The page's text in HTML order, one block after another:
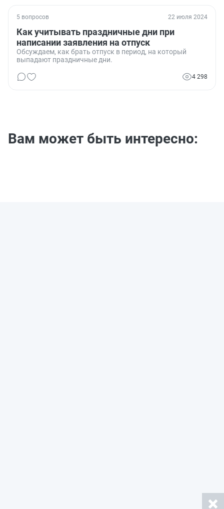
5 вопросов 22 июля 2024
Как учитывать праздничные дни при
написании заявления на отпуск
Обсуждаем, как брать отпуск в период, на который
выпадают праздничные дни.
4 298
Вам может быть интересно: